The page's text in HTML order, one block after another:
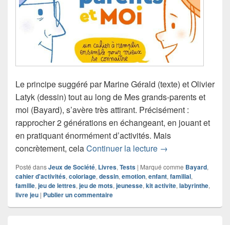
Le principe suggéré par Marine Gérald (texte) et Olivier
Latyk (dessin) tout au long de Mes grands-parents et
moi (Bayard), s’avère très attirant. Précisément :
rapprocher 2 générations en échangeant, en jouant et
en pratiquant énormément d’activités. Mais
concrètement, celaContinuer la lecture Chronique cahier
→
Posté dansJeux de Société, Livres, Tests | Marqué comme Bayard,
cahier d'activités, coloriage, dessin, emotion, enfant, familial,
famille, jeu de lettres, jeu de mots, jeunesse, kit activite, labyrinthe,
livre jeu | Publier un commentaire